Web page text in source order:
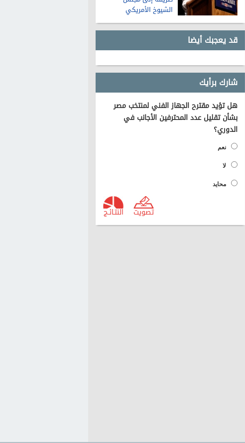
الشيوخ الأمريكي
قد يعجبك أيضا
شارك برأيك
هل تؤيد مقترح الجهاز الفني لمنتخب مصر
بشأن تقليل عدد المحترفين الأجانب في
الدوري؟
نعم
لا
محايد
النتـائـج تصويت